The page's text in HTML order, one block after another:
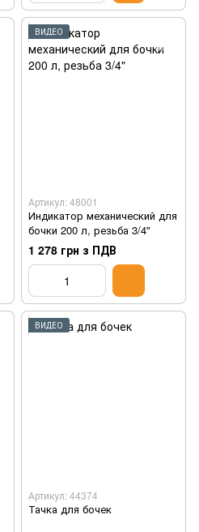
ВИДЕО
Артикул: 48001
Индикатор механический для
бочки 200 л, резьба 3/4"
1 278 грн з ПДВ
ВИДЕО
Артикул: 44374
Тачка для бочек